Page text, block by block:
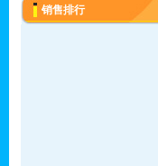
销售排行